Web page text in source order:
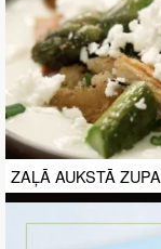
ZAĻĀ AUKSTĀ ZUPA